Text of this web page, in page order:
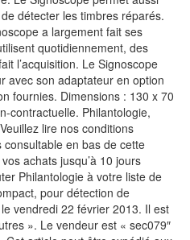
détecter les timbres réparés.
a largement fait ses
quotidiennement, des
l’acquisition. Le Signoscope
avec son adaptateur en option
fournies. Dimensions : 130 x 70
contractuelle. Philantologie,
lire nos conditions
en bas de cette
achats jusqu’à 10 jours
Philantologie à votre liste de
pour détection de
vendredi 22 février 2013. Il est
». Le vendeur est « sec079″